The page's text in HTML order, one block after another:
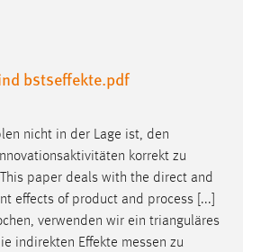
bstseffekte.pdf
nicht in der Lage ist, den
korrekt zu
This paper deals with the direct and
effects of product and process [...]
verwenden wir ein trianguläres
indirekten Effekte messen zu